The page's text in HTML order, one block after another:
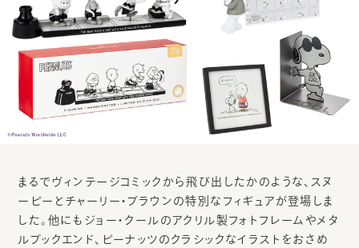
まるでヴィンテージコミックから飛び出したかのような、スヌ
ーピーとチャーリー・ブラウンの特別なフィギュアが登場しま
した。他にもジョー・クールのアクリル製フォトフレームやメタ
ルブックエンド、ピーナッツのクラシックなイラストをおさめ